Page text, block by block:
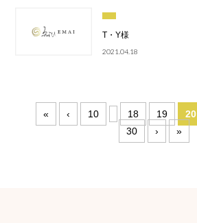
T・Y様
2021.04.18
« ‹ 10 18 19 20
30
› »